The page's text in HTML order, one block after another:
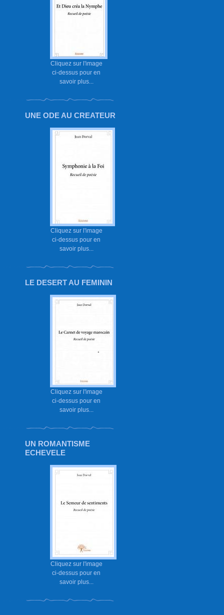
Cliquez sur l'image
ci-dessus pour en
savoir plus...
UNE ODE AU CREATEUR
Cliquez sur l'image
ci-dessus pour en
savoir plus...
LE DESERT AU FEMININ
Cliquez sur l'image
ci-dessus pour en
savoir plus...
UN ROMANTISME
ECHEVELE
Cliquez sur l'image
ci-dessus pour en
savoir plus...